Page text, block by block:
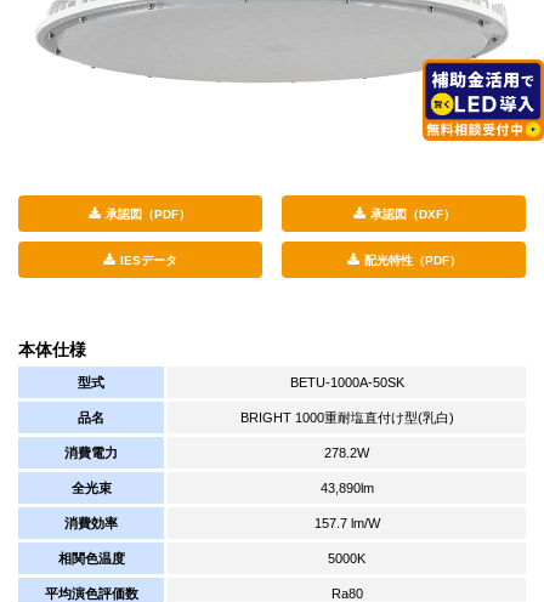
承認図（PDF） 承認図（DXF）
IESデータ 配光特性（PDF）
本体仕様
型式 BETU-1000A-50SK
品名 BRIGHT 1000重耐塩直付け型(乳白)
消費電力 278.2W
全光束 43,890lm
消費効率 157.7 lm/W
相関色温度 5000K
平均演色評価数 Ra80